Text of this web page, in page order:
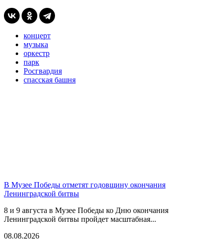
концерт
музыка
оркестр
парк
Росгвардия
спасская башня
В Музее Победы отметят годовщину окончания
Ленинградской битвы
8 и 9 августа в Музее Победы ко Дню окончания
Ленинградской битвы пройдет масштабная...
08.08.2026